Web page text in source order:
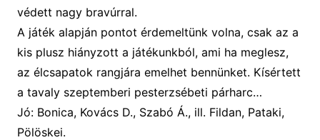
védett nagy bravúrral.
A játék alapján pontot érdemeltünk volna, csak az a
kis plusz hiányzott a játékunkból, ami ha meglesz,
az élcsapatok rangjára emelhet bennünket. Kísértett
a tavaly szeptemberi pesterzsébeti párharc…
Jó: Bonica, Kovács D., Szabó Á., ill. Fildan, Pataki,
Pölöskei.